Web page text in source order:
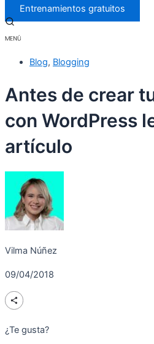
Entrenamientos gratuitos
Blog, Blogging
Antes de crear
con WordPress
artículo
Vilma Núñez
09/04/2018
¿Te gusta?